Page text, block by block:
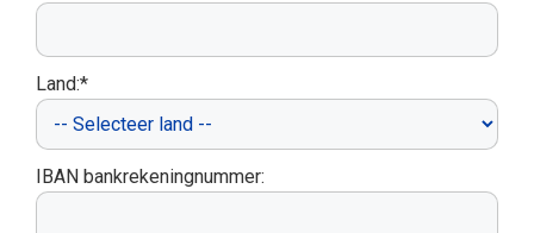
Land:*
IBAN bankrekeningnummer: